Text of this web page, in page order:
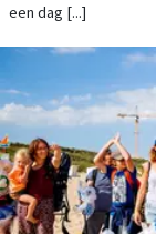
een dag [...]